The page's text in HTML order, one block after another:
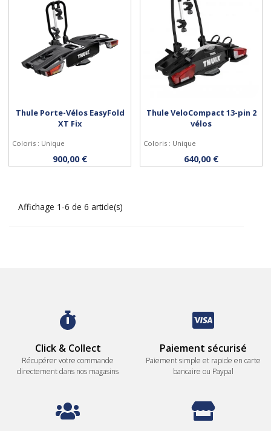
Acheter
Thule Porte-Vélos EasyFold
XT Fix
Coloris : Unique
900,00 € Acheter
Thule VeloCompact 13-pin 2
vélos
Coloris : Unique
640,00 €
Affichage 1-6 de 6 article(s)
Click & Collect
Récupérer votre commande
directement dans nos magasins
Paiement sécurisé
Paiement simple et rapide en carte
bancaire ou Paypal